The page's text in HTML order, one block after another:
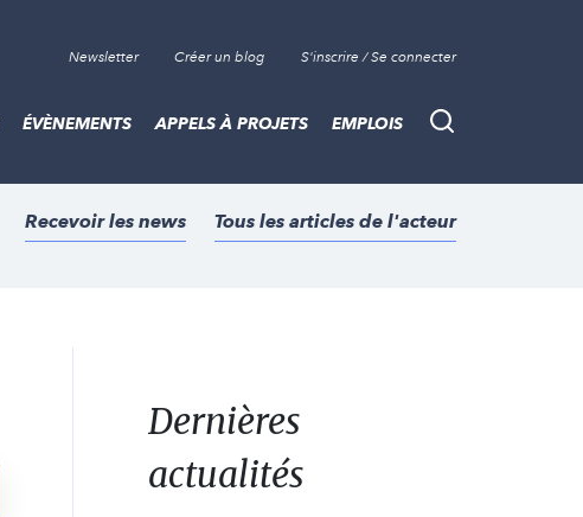
Newsletter Créer un blog S'inscrire / Se connecter
Recherche
ÉVÈNEMENTS APPELS À PROJETS EMPLOIS
Recevoir les news Tous les articles de l'acteur
Dernières
actualités